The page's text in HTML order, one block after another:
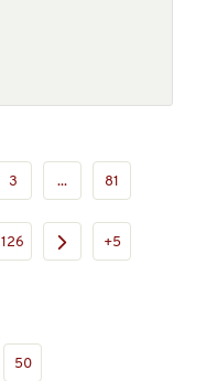
3 ... 81
126 +5
50